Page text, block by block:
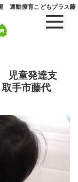
運動療育こどもプラス藤
児童発達支
手市藤代